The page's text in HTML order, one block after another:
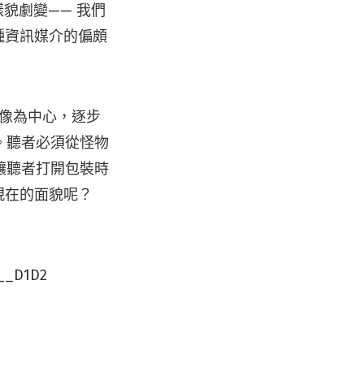
貌劇變—— 我們
訊媒介的偏頗
為中心，逐步
聽者必須從怪物
聽者打開包裝時
的面貌呢？